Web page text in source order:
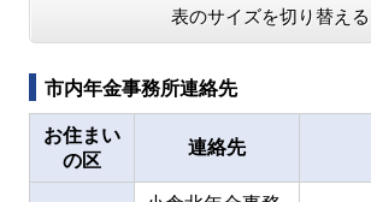
表のサイズを切り替える
市内年金事務所連絡先
お住まい
の区
連絡先